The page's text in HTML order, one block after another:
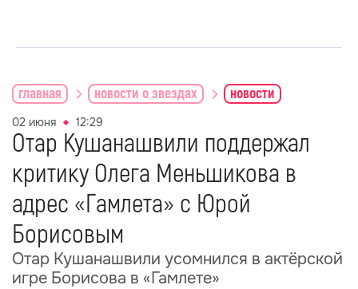
главная новости о звездах новости
02 июня 12:29
Отар Кушанашвили поддержал
критику Олега Меньшикова в
адрес «Гамлета» с Юрой
Борисовым
Отар Кушанашвили усомнился в актёрской
игре Борисова в «Гамлете»